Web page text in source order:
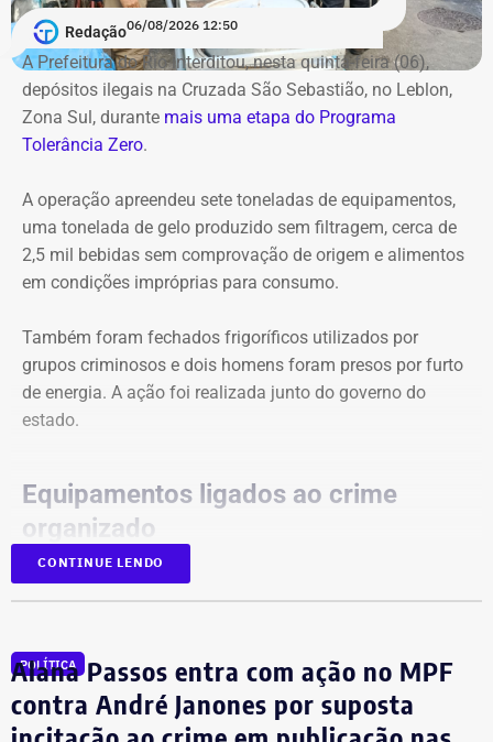
que os profissionais da enfermagem da universidade
também participam de atividades de ensino, pesquisa e
formação de novos profissionais, características próprias
de um hospital universitário.
A indicação legislativa, porém, não altera a legislação
servidores públicos, a mudança depende do envio de um
projeto de lei pelo governador Ricardo Couto à Alerj, onde
a proposta ainda precisaria ser discutida e aprovada
pelos deputados antes de uma eventual sanção.
Redação06/08/2026 12:50
A Prefeitura do Rio interditou, nesta quinta-feira (06),
depósitos ilegais na Cruzada São Sebastião, no Leblon,
Zona Sul, durante mais uma etapa do Programa
Tolerância Zero.
A operação apreendeu sete toneladas de equipamentos,
uma tonelada de gelo produzido sem filtragem, cerca de
2,5 mil bebidas sem comprovação de origem e alimentos
em condições impróprias para consumo.
Também foram fechados frigoríficos utilizados por
grupos criminosos e dois homens foram presos por furto
de energia. A ação foi realizada junto do governo do
estado.
Equipamentos ligados ao crime
organizado
Segundo a prefeitura, os equipamentos apreendidos
tinham potencial para gerar cerca de R$ 316 mil por mês
estavam carnes, milho, frutas e condimentos com mofo e
presença de insetos.
CONTINUE LENDO
POLÍTICA
Alana Passos entra com ação no MPF
contra André Janones por suposta